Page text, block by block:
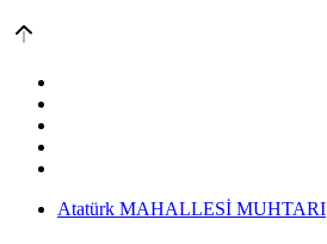
Atatürk MAHALLESİ MUHTARI